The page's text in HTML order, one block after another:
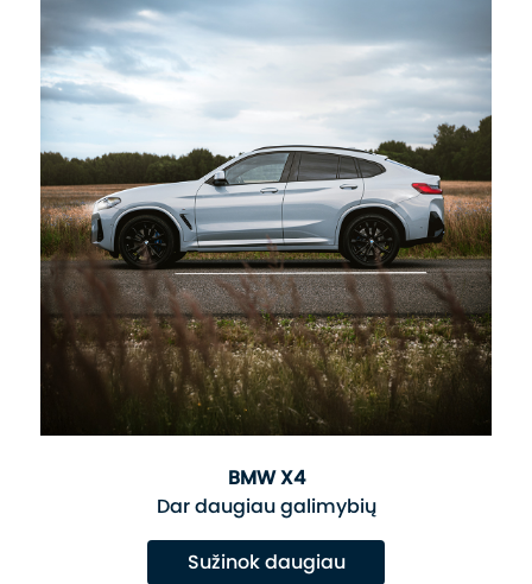
BMW X4
Dar daugiau galimybių
Sužinok daugiau